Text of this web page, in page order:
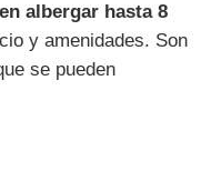
albergar hasta 8
y amenidades. Son
se pueden